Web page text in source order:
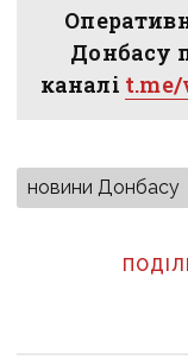
Донбасу
каналі t.me/
новини Донбасу